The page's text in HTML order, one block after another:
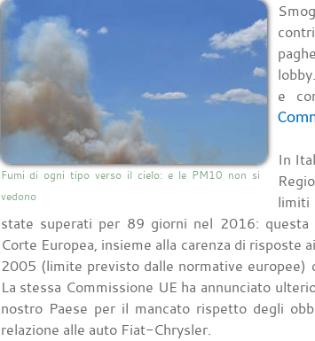
Fumi di ogni tipo verso il cielo: e le PM10 non si
vedono
e
In
state superati per 89 giorni nel 2016: questa
Corte Europea, insieme alla carenza di
2005 (limite previsto dalle normative
La stessa Commissione UE ha annunciato
nostro Paese per il mancato rispetto degli
relazione alle auto Fiat-Chrysler.